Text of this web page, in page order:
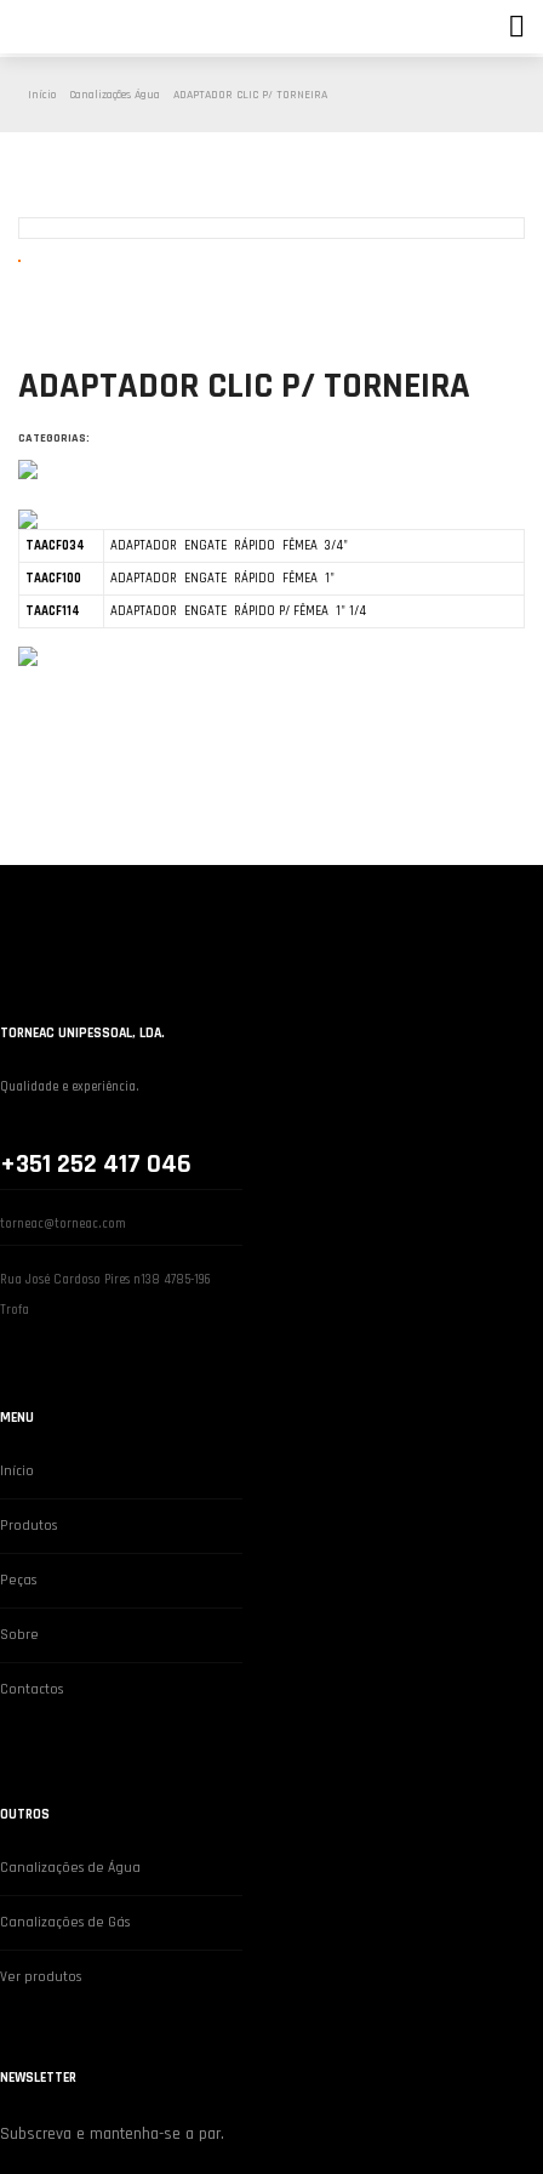
Início Canalizações Água ADAPTADOR CLIC P/ TORNEIRA
ADAPTADOR CLIC P/ TORNEIRA
CATEGORIAS:
TAACF034
ADAPTADOR ENGATE RÁPIDO FÊMEA 3/4"
TAACF100
ADAPTADOR ENGATE RÁPIDO FÊMEA 1"
TAACF114
ADAPTADOR ENGATE RÁPIDO P/ FÊMEA 1" 1/4
TORNEAC UNIPESSOAL, LDA.
Qualidade e experiência.
+351 252 417 046
torneac@torneac.com
Rua José Cardoso Pires n138 4785-196
Trofa
MENU
Início
Produtos
Peças
Sobre
Contactos
OUTROS
Canalizações de Água
Canalizações de Gás
Ver produtos
NEWSLETTER
Subscreva e mantenha-se a par.